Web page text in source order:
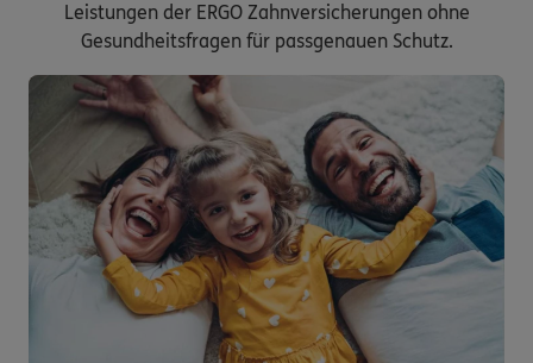
Leistungen der ERGO Zahnversicherungen ohne
Gesundheitsfragen für passgenauen Schutz.